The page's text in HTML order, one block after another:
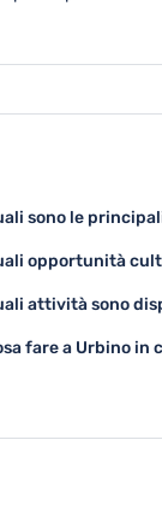
sono le
principali attività
storico e la
opportunità
propone
attività sono
disponibili tour
storico e
fare a Urbino in